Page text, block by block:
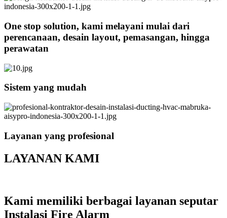
One stop solution, kami melayani mulai dari
perencanaan, desain layout, pemasangan, hingga
perawatan
Sistem yang mudah
Layanan yang profesional
LAYANAN KAMI
Kami memiliki berbagai layanan seputar
Instalasi Fire Alarm